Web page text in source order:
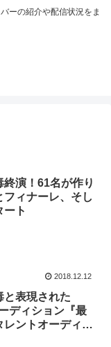
ーの紹介や配信状況をま
演！61名が作り
フィナーレ、そし
ート
2018.12.12
と表現された
ディション『最
レントオーディシ